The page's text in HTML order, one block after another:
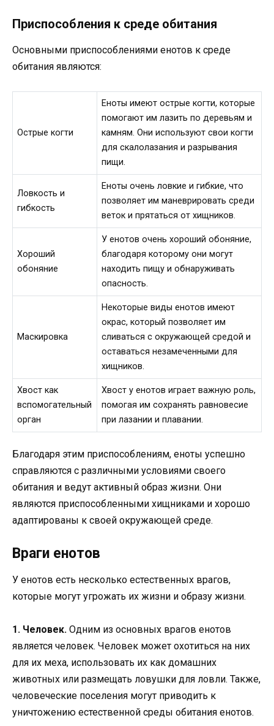
Приспособления к среде обитания
Основными приспособлениями енотов к среде
обитания являются:
Острые когти
Еноты имеют острые когти, которые
помогают им лазить по деревьям и
камням. Они используют свои когти
для скалолазания и разрывания
пищи.
Ловкость и
гибкость
Еноты очень ловкие и гибкие, что
позволяет им маневрировать среди
веток и прятаться от хищников.
Хороший
обоняние
У енотов очень хороший обоняние,
благодаря которому они могут
находить пищу и обнаруживать
опасность.
Маскировка
Некоторые виды енотов имеют
окрас, который позволяет им
сливаться с окружающей средой и
оставаться незамеченными для
хищников.
Хвост как
вспомогательный
орган
Хвост у енотов играет важную роль,
помогая им сохранять равновесие
при лазании и плавании.
Благодаря этим приспособлениям, еноты успешно
справляются с различными условиями своего
обитания и ведут активный образ жизни. Они
являются приспособленными хищниками и хорошо
адаптированы к своей окружающей среде.
Враги енотов
У енотов есть несколько естественных врагов,
которые могут угрожать их жизни и образу жизни.
1. Человек. Одним из основных врагов енотов
является человек. Человек может охотиться на них
для их меха, использовать их как домашних
животных или размещать ловушки для ловли. Также,
человеческие поселения могут приводить к
уничтожению естественной среды обитания енотов.